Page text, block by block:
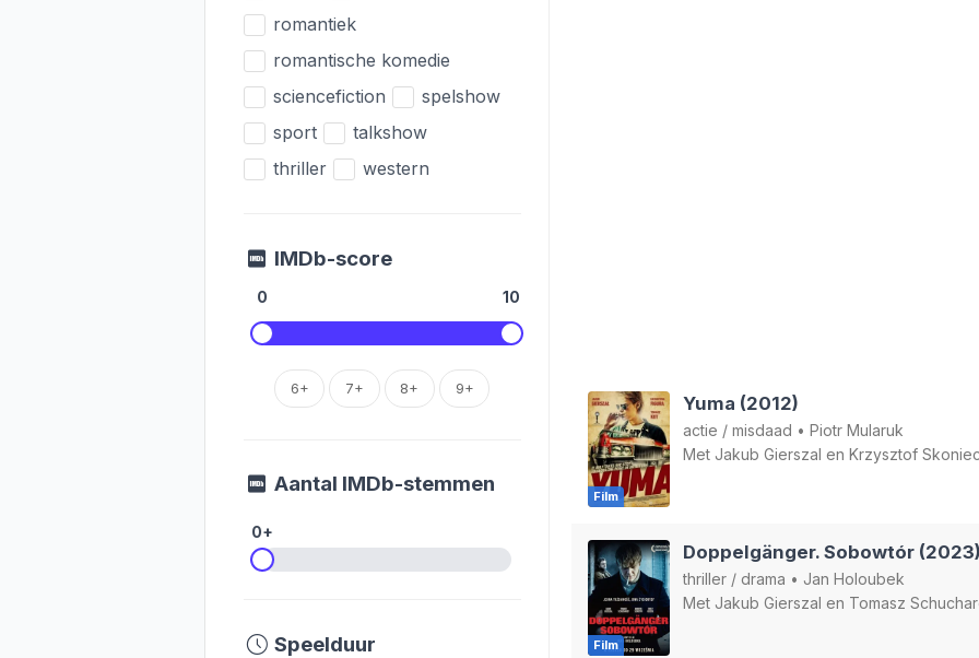
romantiek
romantische komedie
sciencefiction
spelshow
sport
talkshow
thriller
western
IMDb-score
0 10
6+ 7+ 8+ 9+
Aantal IMDb-stemmen
0+
Speelduur
Film
Yuma (2012)
actie / misdaad • Piotr Mularuk
Met Jakub Gierszal en Krzysztof
Film
Doppelgänger. Sobowtór
thriller / drama • Jan Holoubek
Met Jakub Gierszal en Tomasz